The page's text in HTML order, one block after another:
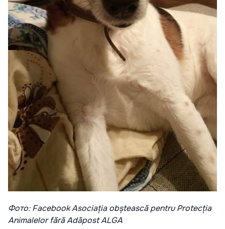
Фото: Facebook Asociația obștească pentru Protecția
Animalelor fără Adăpost ALGA